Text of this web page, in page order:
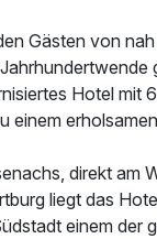
Gästen von
Hotel mit
einem
direkt am
liegt das
einem der